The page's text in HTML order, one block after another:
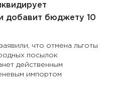
добавит бюджету 10
что отмена льготы
посылок
действенным
импортом